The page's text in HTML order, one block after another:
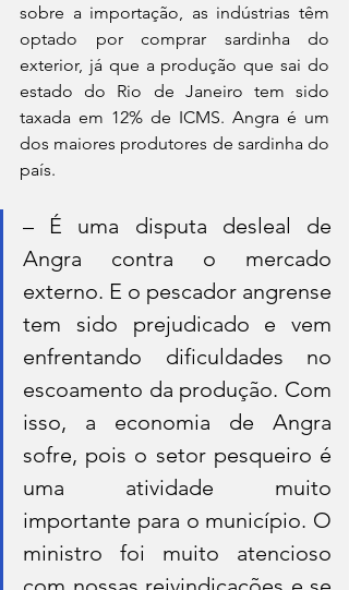
sobre a importação, as indústrias têm
optado por comprar sardinha do
exterior, já que a produção que sai do
estado do Rio de Janeiro tem sido
taxada em 12% de ICMS. Angra é um
dos maiores produtores de sardinha do
país.
– É uma disputa desleal de
Angra contra o mercado
externo. E o pescador angrense
tem sido prejudicado e vem
enfrentando dificuldades no
escoamento da produção. Com
isso, a economia de Angra
sofre, pois o setor pesqueiro é
uma atividade muito
importante para o município. O
ministro foi muito atencioso